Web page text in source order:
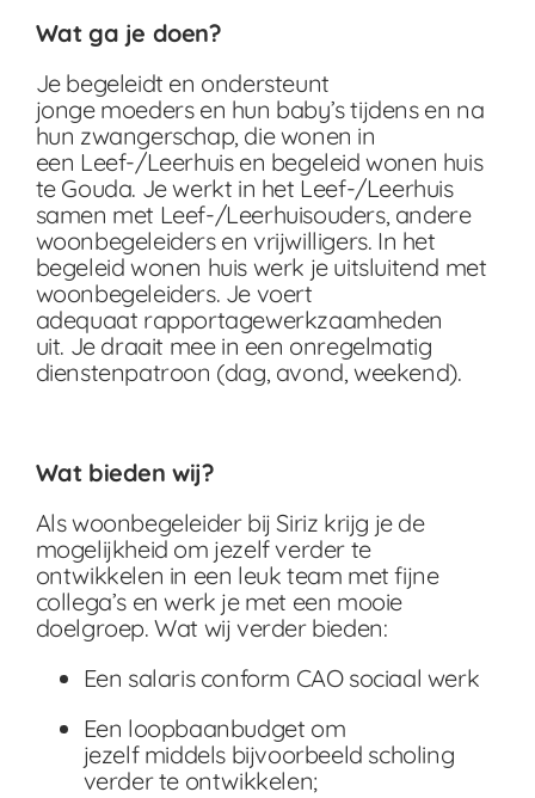
Wat ga je doen?
Je begeleidt en ondersteunt
jonge moeders en hun baby’s tijdens en na
hun zwangerschap, die wonen in
een Leef-/Leerhuis en begeleid wonen huis
te Gouda. Je werkt in het Leef-/Leerhuis
samen met Leef-/Leerhuisouders, andere
woonbegeleiders en vrijwilligers. In het
begeleid wonen huis werk je uitsluitend met
woonbegeleiders. Je voert
adequaat rapportagewerkzaamheden
uit. Je draait mee in een onregelmatig
dienstenpatroon (dag, avond, weekend).
Wat bieden wij?
Als woonbegeleider bij Siriz krijg je de
mogelijkheid om jezelf verder te
ontwikkelen in een leuk team met fijne
collega’s en werk je met een mooie
doelgroep. Wat wij verder bieden:
Een salaris conform CAO sociaal werk
Een loopbaanbudget om
jezelf middels bijvoorbeeld scholing
verder te ontwikkelen;